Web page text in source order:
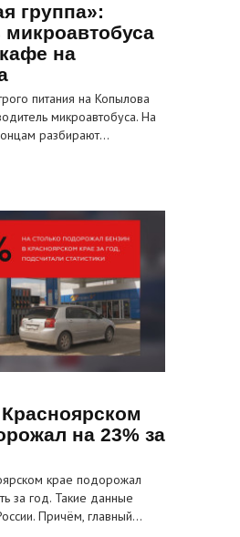
группа»:
микроавтобуса
на
питания на Копылова
микроавтобуса. На
разбирают…
на 23% за
крае подорожал
за год. Такие данные
Причём, главный…